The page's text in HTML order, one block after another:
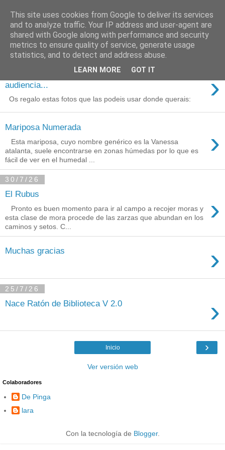
Está de pinga
3/8/26
Agradecimientos a Ares por su
audiencia...
›
Os regalo estas fotos que las podeis usar donde querais:
Mariposa Numerada ›
Esta mariposa, cuyo nombre genérico es la Vanessa
atalanta, suele encontrarse en zonas húmedas por lo que es
fácil de ver en el humedal ...
30/7/26
El Rubus ›
Pronto es buen momento para ir al campo a recojer moras y
esta clase de mora procede de las zarzas que abundan en los
caminos y setos. C...
Muchas gracias ›
25/7/26
Nace Ratón de Biblioteca V 2.0 ›
›
Inicio
Ver versión web
Colaboradores
De Pinga
lara
Con la tecnología de Blogger.
This site uses cookies from Google to deliver its services
and to analyze traffic. Your IP address and user-agent are
shared with Google along with performance and security
metrics to ensure quality of service, generate usage
statistics, and to detect and address abuse.
LEARN MORE GOT IT